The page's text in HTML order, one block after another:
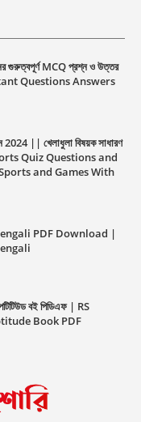
গুরুত্বপূর্ণ MCQ প্রশ্ন ও উত্তর
Questions Answers
2024 || খেলাধুলা বিষয়ক সাধারণ
Quiz Questions and
and Games With
PDF Download |
বই পিডিএফ | RS
Book PDF